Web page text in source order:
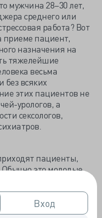
Вход
Вход
мужчина 28–30 лет,
среднего или
работа? Вот
приеме пациент,
назначения на
тяжелейшие
весьма
всяких
этих пациентов не
урологов, а
сексологов,
пациенты,
Обычно это молодые
высот.
долгую и счастливую
это
нередко